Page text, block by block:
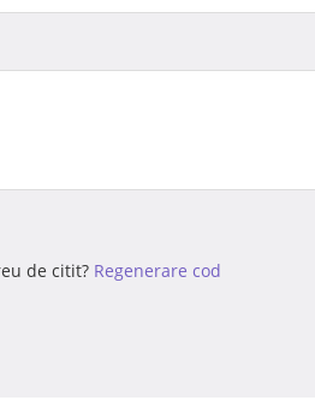
de citit? Regenerare cod